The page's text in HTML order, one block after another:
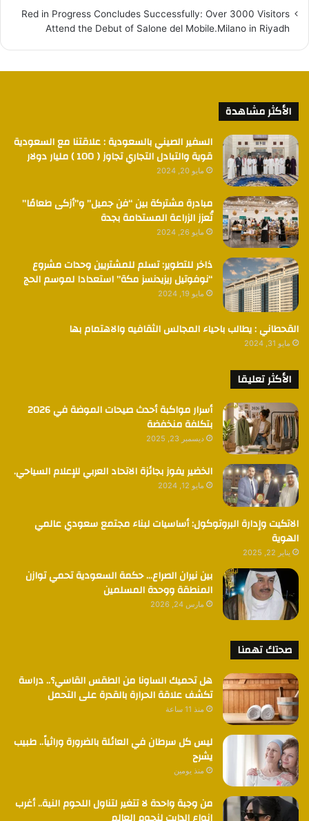
Red in Progress Concludes Successfully: Over 3000 Visitors
Attend the Debut of Salone del Mobile.Milano in Riyadh
الأكثر مشاهدة
السفير الصيني بالسعودية : علاقتنا مع السعودية
قوية والتبادل التجاري تجاوز ( 100 ) مليار دولار
مايو 20, 2024
مبادرة مشتركة بين “فن جميل” و”أزكى طعامًا”
تُعزز الزراعة المستدامة بجدة
مايو 26, 2024
ذاخر للتطوير: تسلم للمشتريين وحدات مشروع
“نوفوتيل ريزيدنسز مكة” استعدادا لموسم الحج
مايو 19, 2024
القحطاني : يطالب باحياء المجالس الثقافيه والاهتمام بها
مايو 31, 2024
الأكثر تعليقا
أسرار مواكبة أحدث صيحات الموضة في 2026
بتكلفة منخفضة
ديسمبر 23, 2025
الخضير يفوز بجائزة الاتحاد العربي للإعلام السياحي.
مايو 12, 2024
الاتكيت وإدارة البروتوكول: أساسيات لبناء مجتمع سعودي عالمي
الهوية
يناير 22, 2025
بين نيران الصراع… حكمة السعودية تحمي توازن
المنطقة ووحدة المسلمين
مارس 24, 2026
صحتك تهمنا
هل تحميك الساونا من الطقس القاسي؟.. دراسة
تكشف علاقة الحرارة بالقدرة على التحمل
منذ 11 ساعة
ليس كل سرطان في العائلة بالضرورة وراثياً.. طبيب
يشرح
منذ يومين
من وجبة واحدة لا تتغير لتناول اللحوم النية.. أغرب